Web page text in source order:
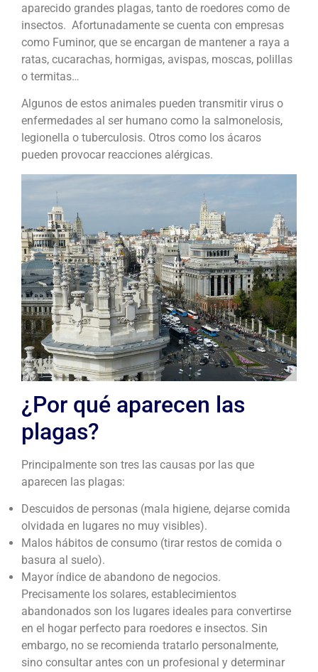
aparecido grandes plagas, tanto de roedores como de
insectos. Afortunadamente se cuenta con empresas
como Fuminor, que se encargan de mantener a raya a
ratas, cucarachas, hormigas, avispas, moscas, polillas
o termitas…
Algunos de estos animales pueden transmitir virus o
enfermedades al ser humano como la salmonelosis,
legionella o tuberculosis. Otros como los ácaros
pueden provocar reacciones alérgicas.
¿Por qué aparecen las
plagas?
Principalmente son tres las causas por las que
aparecen las plagas:
Descuidos de personas (mala higiene, dejarse comida
olvidada en lugares no muy visibles).
Malos hábitos de consumo (tirar restos de comida o
basura al suelo).
Mayor índice de abandono de negocios.
Precisamente los solares, establecimientos
abandonados son los lugares ideales para convertirse
en el hogar perfecto para roedores e insectos. Sin
embargo, no se recomienda tratarlo personalmente,
sino consultar antes con un profesional y determinar